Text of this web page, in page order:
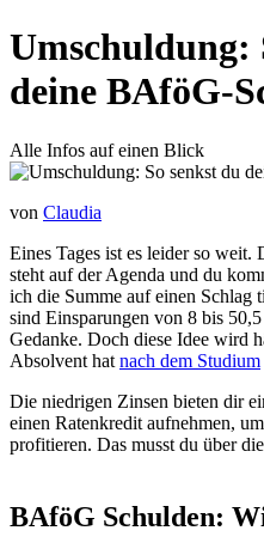
Umschuldung:
deine BAföG-
Alle Infos auf einen Blick
von Claudia
Eines Tages ist es leider so
steht auf der Agenda und du
ich die Summe auf einen Schlag
sind Einsparungen von 8 bis
Gedanke. Doch diese Idee wird
Absolvent hat nach dem Studium
Die niedrigen Zinsen bieten dir
einen Ratenkredit aufnehmen,
profitieren. Das musst du über
BAföG Schulden: